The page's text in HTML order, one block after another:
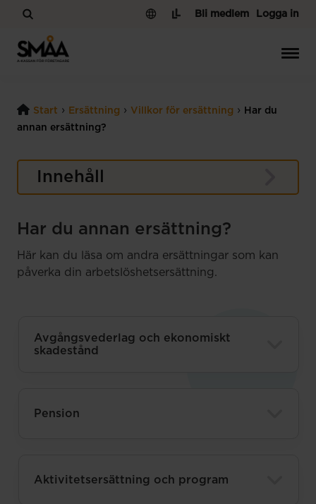
Hoppa till innehåll
Logga in
Bli medlem
Start › Ersättning › Villkor för ersättning ›
Har du
annan ersättning?
Innehåll
Har du annan ersättning?
Här kan du läsa om andra ersättningar som kan
påverka din arbetslöshetsersättning.
Avgångsvederlag och ekonomiskt
skadestånd
Pension
Aktivitetsersättning och program